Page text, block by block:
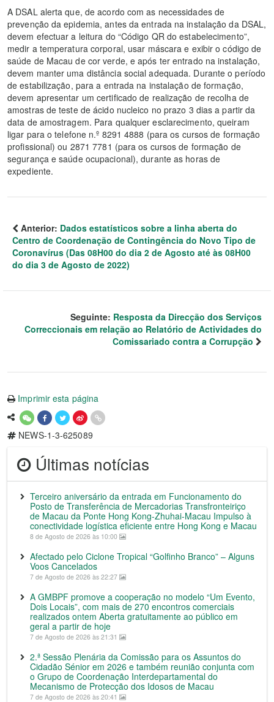
A DSAL alerta que, de acordo com as necessidades de
prevenção da epidemia, antes da entrada na instalação da DSAL,
devem efectuar a leitura do “Código QR do estabelecimento”,
medir a temperatura corporal, usar máscara e exibir o código de
saúde de Macau de cor verde, e após ter entrado na instalação,
devem manter uma distância social adequada. Durante o período
de estabilização, para a entrada na instalação de formação,
devem apresentar um certificado de realização de recolha de
amostras de teste de ácido nucleico no prazo 3 dias a partir da
data de amostragem. Para qualquer esclarecimento, queiram
ligar para o telefone n.º 8291 4888 (para os cursos de formação
profissional) ou 2871 7781 (para os cursos de formação de
segurança e saúde ocupacional), durante as horas de
expediente.
Anterior: Dados estatísticos sobre a linha aberta do
Centro de Coordenação de Contingência do Novo Tipo de
Coronavírus (Das 08H00 do dia 2 de Agosto até às 08H00
do dia 3 de Agosto de 2022)
Seguinte: Resposta da Direcção dos Serviços
Correccionais em relação ao Relatório de Actividades do
Comissariado contra a Corrupção
Imprimir esta página
NEWS-1-3-625089
Últimas notícias
Terceiro aniversário da entrada em Funcionamento do
Posto de Transferência de Mercadorias Transfronteiriço
de Macau da Ponte Hong Kong-Zhuhai-Macau Impulso à
conectividade logística eficiente entre Hong Kong e Macau
8 de Agosto de 2026 às 10:00
Afectado pelo Ciclone Tropical “Golfinho Branco” – Alguns
Voos Cancelados
7 de Agosto de 2026 às 22:27
A GMBPF promove a cooperação no modelo “Um Evento,
Dois Locais”, com mais de 270 encontros comerciais
realizados ontem Aberta gratuitamente ao público em
geral a partir de hoje
7 de Agosto de 2026 às 21:31
2.ª Sessão Plenária da Comissão para os Assuntos do
Cidadão Sénior em 2026 e também reunião conjunta com
o Grupo de Coordenação Interdepartamental do
Mecanismo de Protecção dos Idosos de Macau
7 de Agosto de 2026 às 20:41